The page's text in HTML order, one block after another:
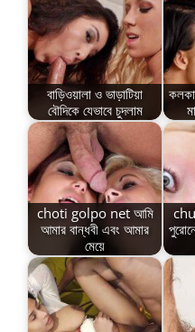
বাড়িওয়ালা ও ভাড়াটিয়া
বৌদিকে যেভাবে চুদলাম
choti golpo net আমি
আমার বান্ধবী এবং আমার
মেয়ে